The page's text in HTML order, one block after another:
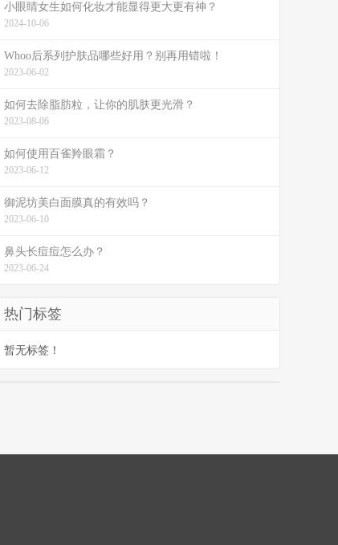
小眼睛女生如何化妆才能显得更大更有神？
2024-10-06
Whoo后系列护肤品哪些好用？别再用错啦！
2023-06-02
如何去除脂肪粒，让你的肌肤更光滑？
2023-08-06
如何使用百雀羚眼霜？
2023-06-12
御泥坊美白面膜真的有效吗？
2023-06-10
鼻头长痘痘怎么办？
2023-06-24
热门标签
暂无标签！